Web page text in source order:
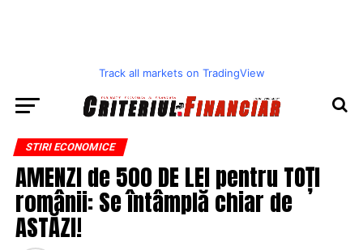
Track all markets on TradingView
STIRI ECONOMICE
AMENZI de 500 DE LEI pentru TOȚI
românii: Se întâmplă chiar de
ASTĂZI!